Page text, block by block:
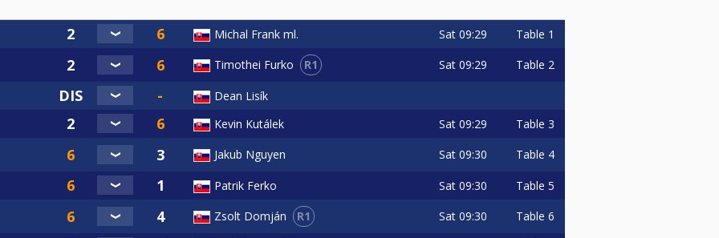
môžu znamenať stratu hry a bod pre súpera (napr. alkohol, používanie mobilu,
vedúci turnaja ohodnotiť diskvalifikáciou (napr. agresívne a vulgárne správanie, poškodenie
môže využiť shot clock na zápas, ktorý je veľmi pozadu oproti ostatným zápasom. V
seba úlohou merať čas priamo na zápase:
Michal Frank ml. Sat 09:29 Table 1
Timothei Furko R1 Sat 09:29 Table 2
Dean Lisík
Kevin Kutálek Sat 09:29 Table 3
Jakub Nguyen Sat 09:30 Table 4
Patrik Ferko Sat 09:30 Table 5
Zsolt Domján R1 Sat 09:30 Table 6